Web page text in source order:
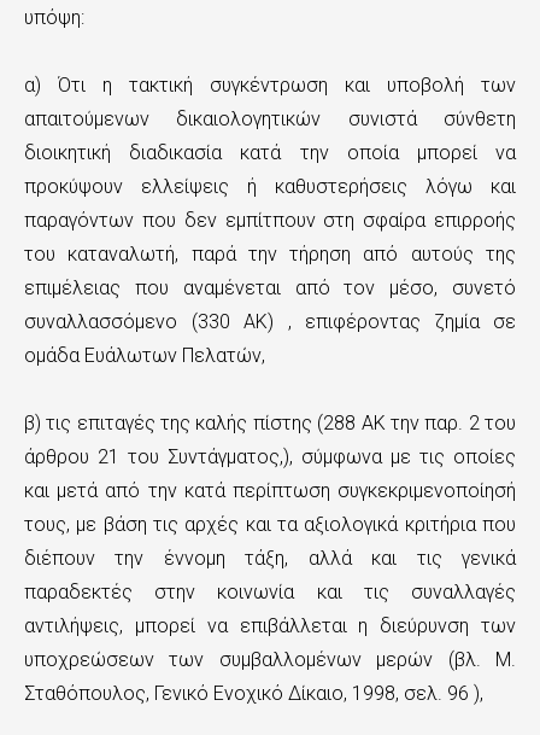
υπόψη:
α) Ότι η τακτική συγκέντρωση και υποβολή των
απαιτούμενων δικαιολογητικών συνιστά σύνθετη
διοικητική διαδικασία κατά την οποία μπορεί να
προκύψουν ελλείψεις ή καθυστερήσεις λόγω και
παραγόντων που δεν εμπίτπουν στη σφαίρα επιρροής
του καταναλωτή, παρά την τήρηση από αυτούς της
επιμέλειας που αναμένεται από τον μέσο, συνετό
συναλλασσόμενο (330 ΑΚ) , επιφέροντας ζημία σε
ομάδα Ευάλωτων Πελατών,
β) τις επιταγές της καλής πίστης (288 ΑΚ την παρ. 2 του
άρθρου 21 του Συντάγματος,), σύμφωνα με τις οποίες
και μετά από την κατά περίπτωση συγκεκριμενοποίησή
τους, με βάση τις αρχές και τα αξιολογικά κριτήρια που
διέπουν την έννομη τάξη, αλλά και τις γενικά
παραδεκτές στην κοινωνία και τις συναλλαγές
αντιλήψεις, μπορεί να επιβάλλεται η διεύρυνση των
υποχρεώσεων των συμβαλλομένων μερών (βλ. Μ.
Σταθόπουλος, Γενικό Ενοχικό Δίκαιο, 1998, σελ. 96 ),